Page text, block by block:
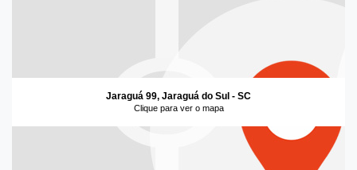
Jaraguá 99, Jaraguá do Sul - SC
Clique para ver o mapa